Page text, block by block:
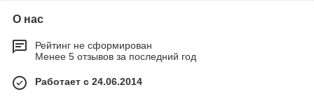
О нас
Рейтинг не сформирован
Менее 5 отзывов за последний год
Работает с 24.06.2014